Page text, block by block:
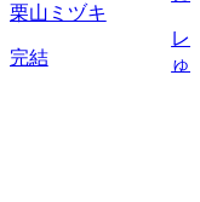
栗山ミヅキ
完結
レ
ゅ